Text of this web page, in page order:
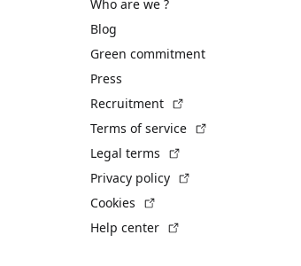
Who are we ?
Blog
Green commitment
Press
Recruitment
Terms of service
Legal terms
Privacy policy
Cookies
Help center